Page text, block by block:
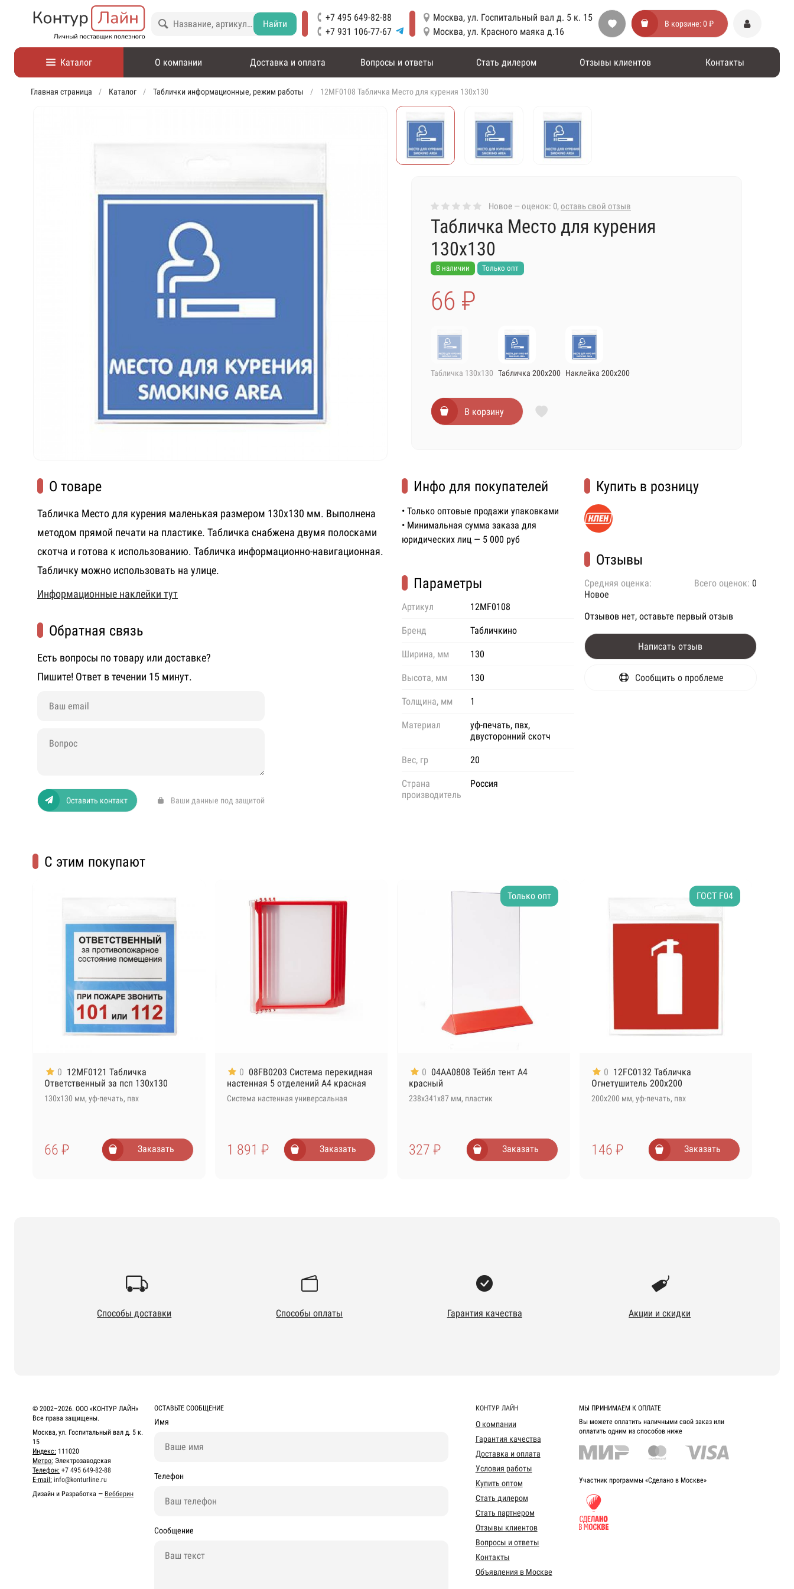
Найти
+7 495 649-82-88
+7 931 106-77-67
Москва, ул. Госпитальный вал д. 5 к. 15
Москва, ул. Красного маяка д.16
В корзине:0 ₽
Каталог О компании Доставка и оплата Вопросы и ответы Стать дилером Отзывы клиентов Контакты
Главная страница Каталог Таблички информационные, режим работы 12MF0108 Табличка Место для курения 130х130
Новое — оценок: 0, оставь свой отзыв
Табличка Место для курения
130х130
В наличии Только опт
66 ₽
Табличка 130х130 Табличка 200х200 Наклейка 200х200
В корзину
О товаре
Табличка Место для курения маленькая размером 130х130 мм. Выполнена
методом прямой печати на пластике. Табличка снабжена двумя полосками
скотча и готова к использованию. Табличка информационно-навигационная.
Табличку можно использовать на улице.
Информационные наклейки тут
Обратная связь
Есть вопросы по товару или доставке?
Пишите! Ответ в течении 15 минут.
Оставить контакт Ваши данные под защитой
Инфо для покупателей
• Только оптовые продажи упаковками
• Минимальная сумма заказа для
юридических лиц — 5 000 руб
Параметры
Артикул 12MF0108
Бренд Табличкино
Ширина, мм 130
Высота, мм 130
Толщина, мм 1
Материал
уф-печать, пвх,
двусторонний скотч
Вес, гр 20
Страна
производитель
Россия
Купить в розницу
Отзывы
Средняя оценка:
Новое
Всего оценок: 0
Отзывов нет, оставьте первый отзыв
Написать отзыв
Сообщить о проблеме
С этим покупают
0 12MF0121 Табличка
Ответственный за псп 130х130
130х130 мм, уф-печать, пвх
66 ₽ Заказать
0 08FB0203 Система перекидная
настенная 5 отделений А4 красная
Система настенная универсальная
1 891 ₽ Заказать
Только опт
0 04AA0808 Тейбл тент А4
красный
238х341х87 мм, пластик
327 ₽ Заказать
ГОСТ F04
0 12FC0132 Табличка
Огнетушитель 200х200
200х200 мм, уф-печать, пвх
146 ₽ Заказать
Способы доставки Способы оплаты Гарантия качества Акции и скидки
© 2002–2026. ООО «КОНТУР ЛАЙН»
Все права защищены.
Москва, ул. Госпитальный вал д. 5 к.
15
Индекс: 111020
Метро: Электрозаводская
Телефон: +7 495 649-82-88
E-mail: info@konturline.ru
Дизайн и Разработка — Вебберин
ОСТАВЬТЕ СООБЩЕНИЕ
Имя
Телефон
Сообщение
КОНТУР ЛАЙН
О компании
Гарантия качества
Доставка и оплата
Условия работы
Купить оптом
Стать дилером
Стать партнером
Отзывы клиентов
Вопросы и ответы
Контакты
Объявления в Москве
МЫ ПРИНИМАЕМ К ОПЛАТЕ
Вы можете оплатить наличными свой заказ или
оплатить одним из способов ниже
Участник программы «Сделано в Москве»